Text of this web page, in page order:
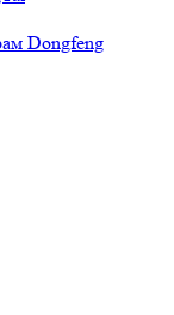
Dongfeng